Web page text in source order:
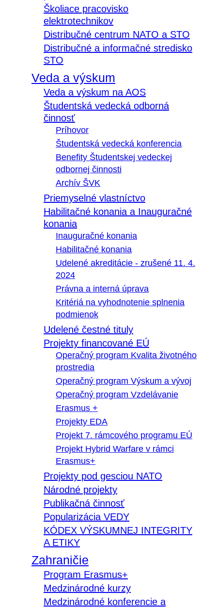
Školiace pracovisko
elektrotechnikov
Distribučné centrum NATO a STO
Distribučné a informačné stredisko
STO
Veda a výskum
Veda a výskum na AOS
Študentská vedecká odborná
činnosť
Príhovor
Študentská vedecká konferencia
Benefity Študentskej vedeckej
odbornej činnosti
Archív ŠVK
Priemyselné vlastníctvo
Habilitačné konania a Inauguračné
konania
Inauguračné konania
Habilitačné konania
Udelené akreditácie - zrušené 11. 4.
2024
Právna a interná úprava
Kritériá na vyhodnotenie splnenia
podmienok
Udelené čestné tituly
Projekty financované EÚ
Operačný program Kvalita životného
prostredia
Operačný program Výskum a vývoj
Operačný program Vzdelávanie
Erasmus +
Projekty EDA
Projekt 7. rámcového programu EÚ
Projekt Hybrid Warfare v rámci
Erasmus+
Projekty pod gesciou NATO
Národné projekty
Publikačná činnosť
Popularizácia VEDY
KÓDEX VÝSKUMNEJ INTEGRITY
A ETIKY
Zahraničie
Program Erasmus+
Medzinárodné kurzy
Medzinárodné konferencie a